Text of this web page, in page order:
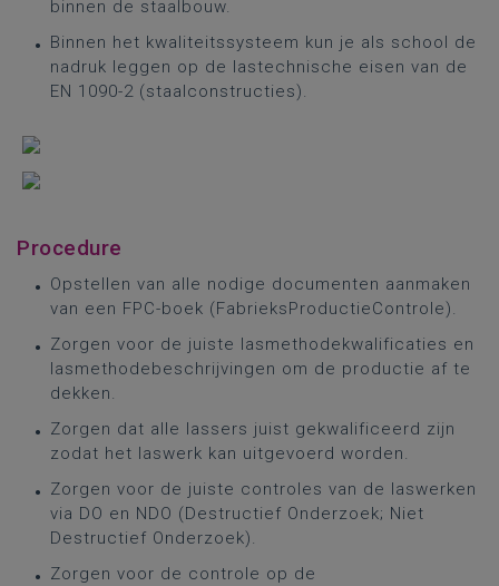
binnen de staalbouw.
Binnen het kwaliteitssysteem kun je als school de
nadruk leggen op de lastechnische eisen van de
EN 1090-2 (staalconstructies).
Procedure
Opstellen van alle nodige documenten aanmaken
van een FPC-boek (FabrieksProductieControle).
Zorgen voor de juiste lasmethodekwalificaties en
lasmethodebeschrijvingen om de productie af te
dekken.
Zorgen dat alle lassers juist gekwalificeerd zijn
zodat het laswerk kan uitgevoerd worden.
Zorgen voor de juiste controles van de laswerken
via DO en NDO (Destructief Onderzoek; Niet
Destructief Onderzoek).
Zorgen voor de controle op de